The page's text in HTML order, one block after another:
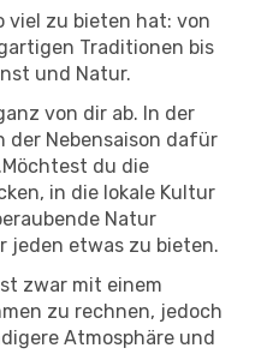
viel zu bieten hat: von
Traditionen bis
und Natur.
von dir ab. In der
der Nebensaison dafür
du die
in die lokale Kultur
Natur
jeden etwas zu bieten.
zwar mit einem
zu rechnen, jedoch
Atmosphäre und